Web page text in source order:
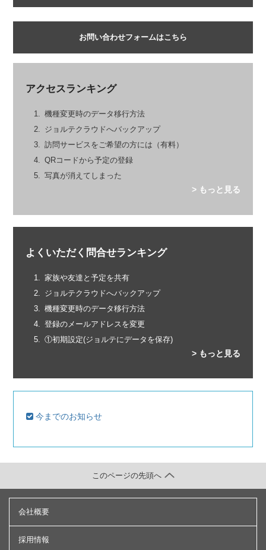
お問い合わせフォームはこちら
アクセスランキング
機種変更時のデータ移行方法
ジョルテクラウドへバックアップ
訪問サービスをご希望の方には（有料）
QRコードから予定の登録
写真が消えてしまった
> もっと見る
よくいただく問合せランキング
家族や友達と予定を共有
ジョルテクラウドへバックアップ
機種変更時のデータ移行方法
登録のメールアドレスを変更
①初期設定(ジョルテにデータを保存)
> もっと見る
今までのお知らせ
会社概要
採用情報
このページの先頭へ